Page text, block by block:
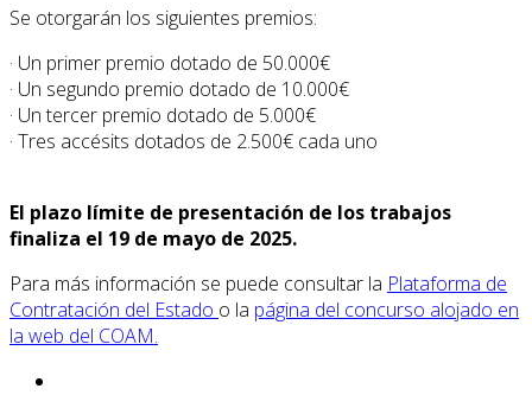
Se otorgarán los siguientes premios:
· Un primer premio dotado de 50.000€
· Un segundo premio dotado de 10.000€
· Un tercer premio dotado de 5.000€
· Tres accésits dotados de 2.500€ cada uno
El plazo límite de presentación de los trabajos
finaliza el 19 de mayo de 2025.
Para más información se puede consultar la Plataforma de
Contratación del Estado o la página del concurso alojado en
la web del COAM.